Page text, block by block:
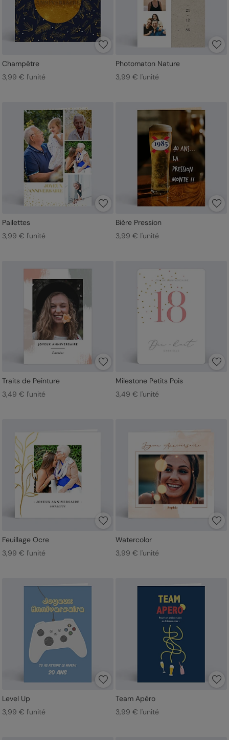
Champêtre
3,99 € l'unité
Photomaton Nature
3,99 € l'unité
Pailettes
3,99 € l'unité
Bière Pression
3,99 € l'unité
Traits de Peinture
3,49 € l'unité
Milestone Petits Pois
3,49 € l'unité
Feuillage Ocre
3,99 € l'unité
Watercolor
3,99 € l'unité
Level Up
3,99 € l'unité
Team Apéro
3,99 € l'unité